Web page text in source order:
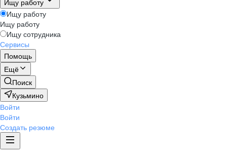
Ищу работу
Ищу работу
Ищу работу
Ищу сотрудника
Сервисы
Помощь
Ещё
Поиск
Кузьмино
Войти
Войти
Создать резюме